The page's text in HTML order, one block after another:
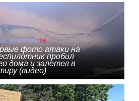
фото атаки на
пробил
дома и залетел в
(видео)